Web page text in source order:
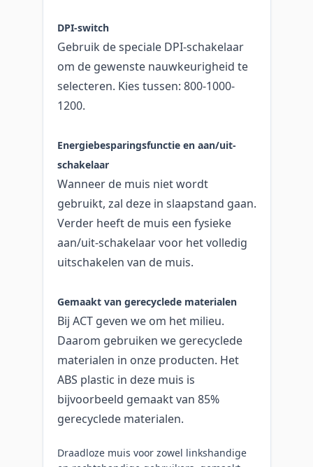
DPI-switch
Gebruik de speciale DPI-schakelaar
om de gewenste nauwkeurigheid te
selecteren. Kies tussen: 800-1000-
1200.
Energiebesparingsfunctie en aan/uit-
schakelaar
Wanneer de muis niet wordt
gebruikt, zal deze in slaapstand gaan.
Verder heeft de muis een fysieke
aan/uit-schakelaar voor het volledig
uitschakelen van de muis.
Gemaakt van gerecyclede materialen
Bij ACT geven we om het milieu.
Daarom gebruiken we gerecyclede
materialen in onze producten. Het
ABS plastic in deze muis is
bijvoorbeeld gemaakt van 85%
gerecyclede materialen.
Draadloze muis voor zowel linkshandige